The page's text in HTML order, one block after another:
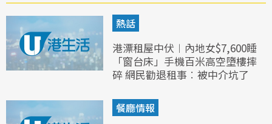
熱話
港漂租屋中伏︱內地女$7,600睡
「窗台床」手機百米高空墮樓摔
碎 網民勸退租事︰被中介坑了
餐廳情報